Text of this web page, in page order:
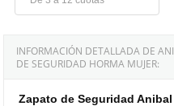
INFORMACIÓN DETALLADA DE
DE SEGURIDAD HORMA MUJER:
Zapato de Seguridad